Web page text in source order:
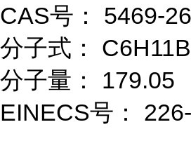
CAS号： 5469-
分子式：
分子量： 179.05
EINECS号：